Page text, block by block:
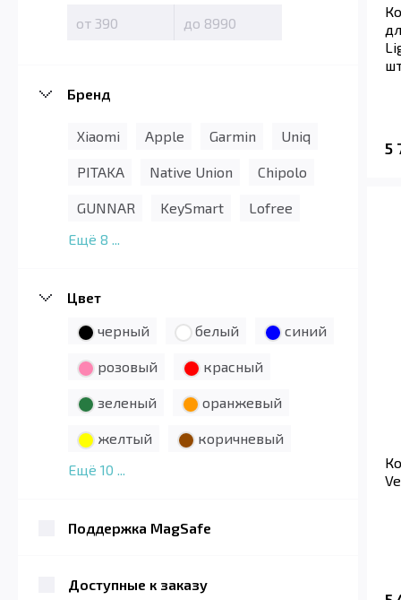
Бренд
Xiaomi Apple Garmin Uniq
PITAKA Native Union Chipolo
GUNNAR KeySmart
Lofree
Ещё 8 ...
Цвет
черный
белый синий
розовый красный
зеленый оранжевый
желтый
коричневый
Ещё 10 ...
Поддержка MagSafe
Доступные к заказу
5